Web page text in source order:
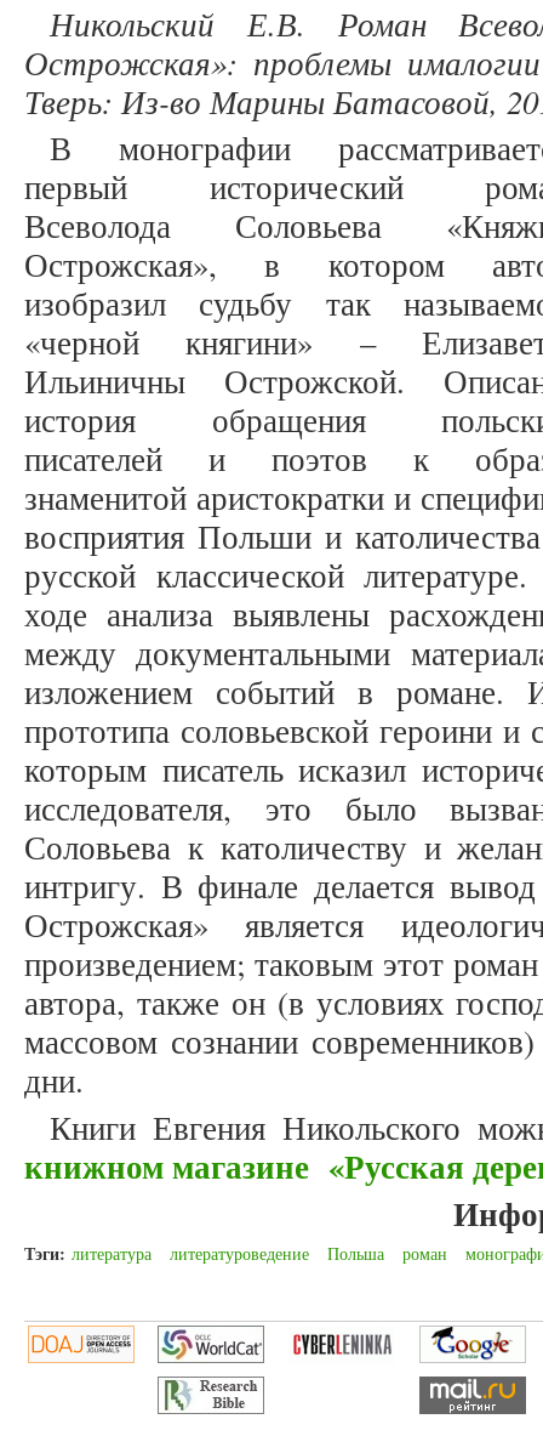
Никольский Е.В. Роман
Острожская»: проблемы
Тверь: Из-во Марины Батасовой,
В монографии
первый исторический
Всеволода Соловьева
Острожская», в котором
изобразил судьбу так
«черной княгини» –
Ильиничны Острожской.
история обращения
писателей и поэтов к
знаменитой аристократки и
восприятия Польши и
русской классической
ходе анализа выявлены
между документальными
изложением событий в романе.
прототипа соловьевской героини
которым писатель исказил
исследователя, это было
Соловьева к католичеству и
интригу. В финале делается
Острожская» является
произведением; таковым этот
автора, также он (в условиях
массовом сознании
дни.
Книги Евгения Никольского
книжном магазине «Русская
Тэги: литература литературоведение Польша роман